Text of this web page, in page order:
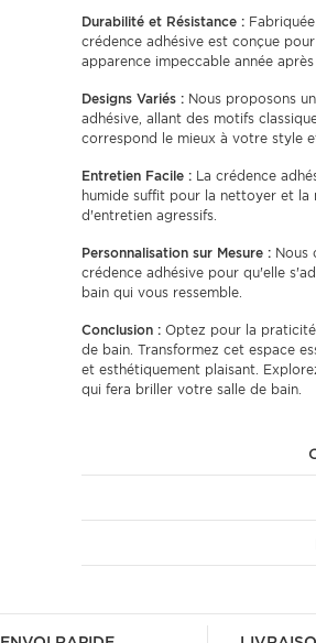
Durabilité et Résistance :
crédence adhésive est conçue
apparence impeccable année
Designs Variés : Nous proposons
adhésive, allant des motifs
correspond le mieux à votre style
Entretien Facile : La crédence
humide suffit pour la nettoyer et
d'entretien agressifs.
Personnalisation sur Mesure : Nous
crédence adhésive pour qu'elle
bain qui vous ressemble.
Conclusion : Optez pour la
de bain. Transformez cet espace
et esthétiquement plaisant.
qui fera briller votre salle de bain.